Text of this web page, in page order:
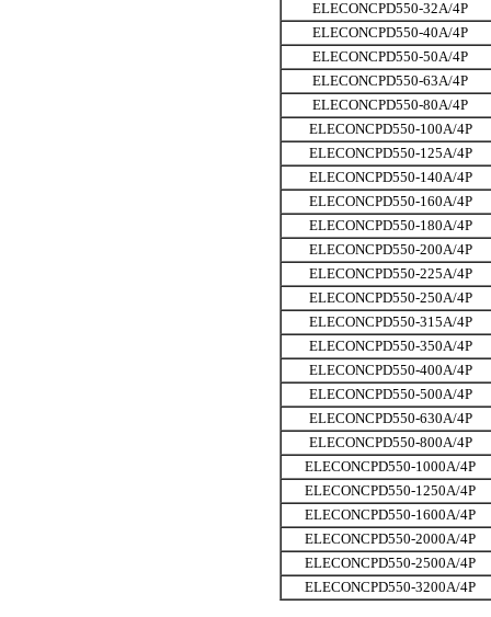
ELECONCPD550-32A/4P
ELECONCPD550-40A/4P
ELECONCPD550-50A/4P
ELECONCPD550-63A/4P
ELECONCPD550-80A/4P
ELECONCPD550-100A/4P
ELECONCPD550-125A/4P
ELECONCPD550-140A/4P
ELECONCPD550-160A/4P
ELECONCPD550-180A/4P
ELECONCPD550-200A/4P
ELECONCPD550-225A/4P
ELECONCPD550-250A/4P
ELECONCPD550-315A/4P
ELECONCPD550-350A/4P
ELECONCPD550-400A/4P
ELECONCPD550-500A/4P
ELECONCPD550-630A/4P
ELECONCPD550-800A/4P
ELECONCPD550-1000A/4P
ELECONCPD550-1250A/4P
ELECONCPD550-1600A/4P
ELECONCPD550-2000A/4P
ELECONCPD550-2500A/4P
ELECONCPD550-3200A/4P